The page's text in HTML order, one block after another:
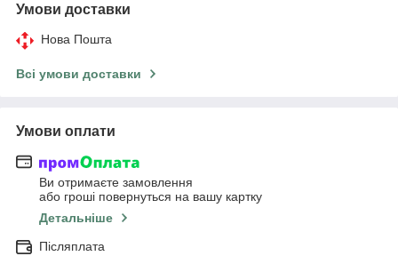
Умови доставки
Нова Пошта
Всі умови доставки
Умови оплати
Ви отримаєте замовлення
або гроші повернуться на вашу картку
Детальніше
Післяплата